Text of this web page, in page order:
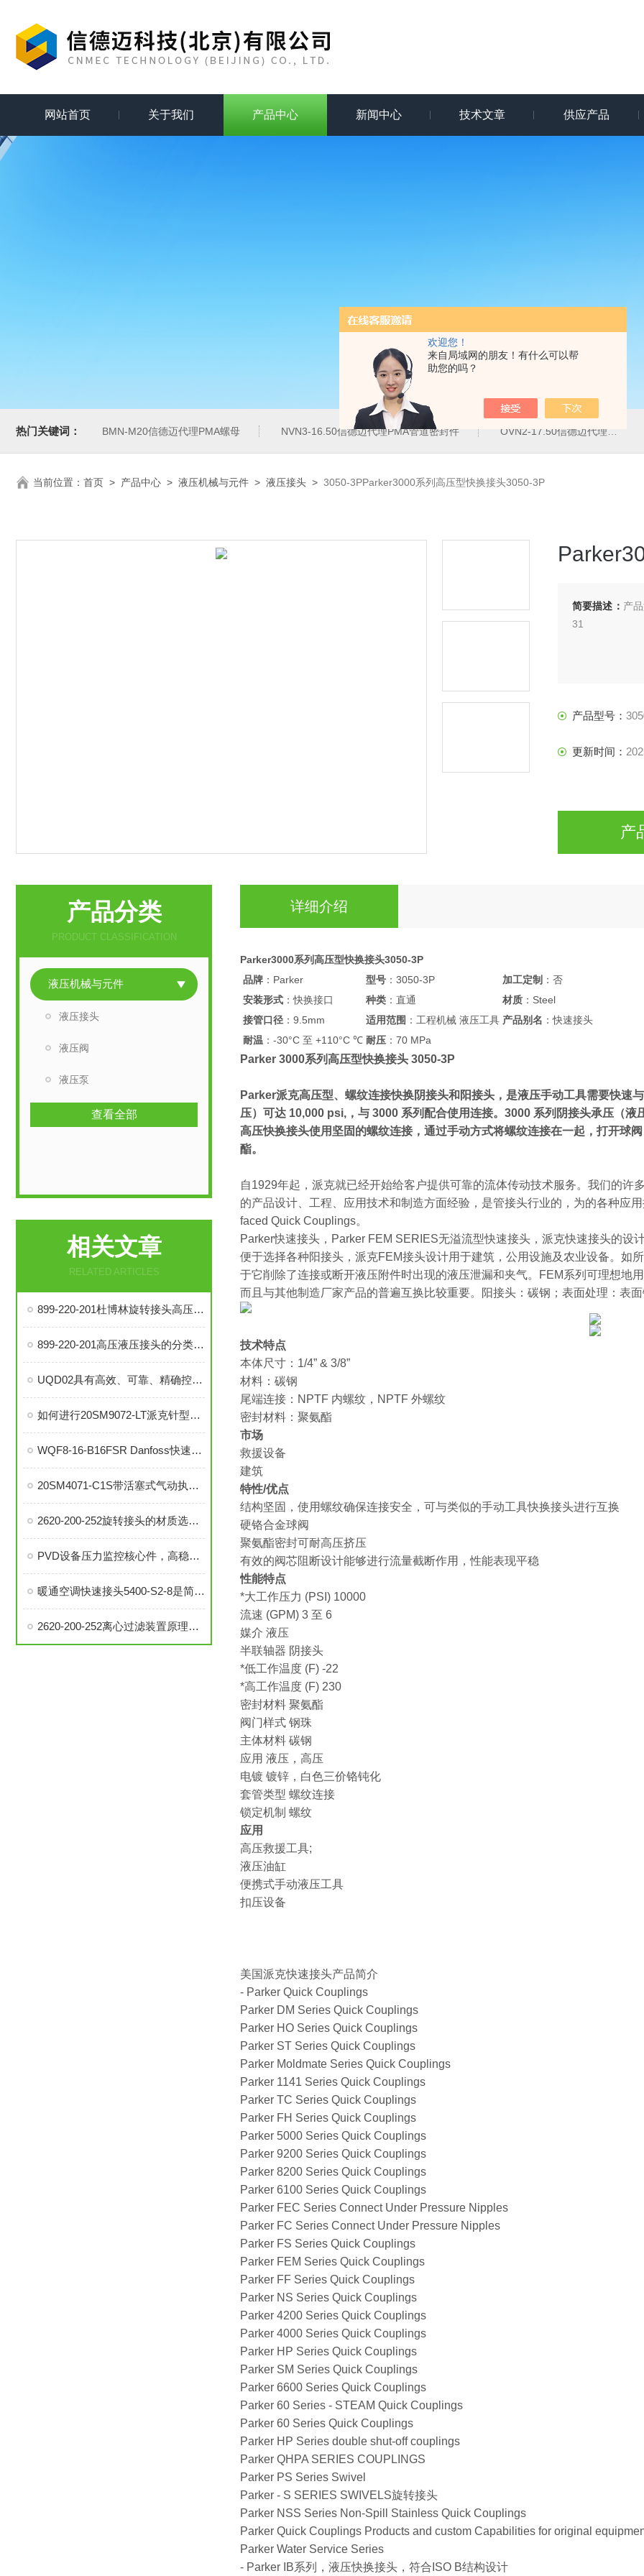
欢迎您！
来自局域网的朋友！有什么可以帮
助您的吗？
网站首页 关于我们 产品中心 新闻中心 技术文章 供应产品
热门关键词： BMN-M20信德迈代理PMA螺母 NVN3-16.50信德迈代理PMA管道密封件 OVN2-17.50信德迈代理PMA导管夹
当前位置： 首页 > 产品中心 > 液压机械与元件 > 液压接头 > 3050-3PParker3000系列高压型快换接头3050-3P
简要描述： 产
31
产品型号：
更新时间：
产
产品分类
PRODUCT CLASSIFICATION
液压机械与元件
液压接头
液压阀
液压泵
查看全部
相关文章
RELATED ARTICLES
899-220-201杜博林旋转接头高压液压接头的安装、调试与维护技巧
899-220-201高压液压接头的分类和注意事项
UQD02具有高效、可靠、精确控制温度等优势
如何进行20SM9072-LT派克针型阀的故障排查与解决措施？
WQF8-16-B16FSR Danfoss快速接头是提升效率的工业连接解决方案
20SM4071-C1S带活塞式气动执行器中压针阀在自动化系统中的角色与功能
2620-200-252旋转接头的材质选择与耐用性分析
PVD设备压力监控核心件，高稳定性压力开关现货秒发
暖通空调快速接头5400-S2-8是简便安装、可靠密封的理想选择
2620-200-252离心过滤装置原理、构造和使用方法说明
详细介绍
Parker3000系列高压型快换接头3050-3P
品牌 ：Parker 型号 ：3050-3P 加工定制 ：否
安装形式 ：快换接口 种类 ：直通 材质 ：Steel
接管口径 ：9.5mm 适用范围 ：工程机械 液压工具 产品别名 ：快速接头
耐温 ：-30°C 至 +110°C ℃ 耐压 ：70 MPa
Parker 3000系列高压型快换接头 3050-3P
Parker派克高压型、螺纹连接快换阴接头和阳接头 ，是液压手动工具需要快速
压）可达 10,000 psi,，与 3000 系列配合使用连接。3000 系列阴接头承压（
高压快换接头使用坚固的螺纹连接，通过手动方式将螺纹连接在一起，打开球
酯。
自1929年起，派克就已经开始给客户提供可靠的流体传动技术服务。我们的
的产品设计、工程、应用技术和制造方面经验，是管接头行业的，为的各种应
faced Quick Couplings。
Parker快速接头，Parker FEM SERIES无溢流型快速接头，派克快速接头的设
便于选择各种阳接头，派克FEM接头设计用于建筑，公用设施及农业设备。如
于它削除了连接或断开液压附件时出现的液压泄漏和夹气。FEM系列可理想地
而且与其他制造厂家产品的普遍互换比较重要。阳接头：碳钢；表面处理：表
技术特点
本体尺寸：1/4” & 3/8”
材料：碳钢
尾端连接：NPTF 内螺纹，NPTF 外螺纹
密封材料：聚氨酯
市场
救援设备
建筑
特性/优点
结构坚固，使用螺纹确保连接安全，可与类似的手动工具快换接头进行互换
硬铬合金球阀
聚氨酯密封可耐高压挤压
有效的阀芯阻断设计能够进行流量截断作用，性能表现平稳
性能特点
*大工作压力 (PSI) 10000
流速 (GPM) 3 至 6
媒介 液压
半联轴器 阴接头
*低工作温度 (F) -22
*高工作温度 (F) 230
密封材料 聚氨酯
阀门样式 钢珠
主体材料 碳钢
应用 液压，高压
电镀 镀锌，白色三价铬钝化
套管类型 螺纹连接
锁定机制 螺纹
应用
高压救援工具;
液压油缸
便携式手动液压工具
扣压设备
美国派克快速接头产品简介
- Parker Quick Couplings
Parker DM Series Quick Couplings
Parker HO Series Quick Couplings
Parker ST Series Quick Couplings
Parker Moldmate Series Quick Couplings
Parker 1141 Series Quick Couplings
Parker TC Series Quick Couplings
Parker FH Series Quick Couplings
Parker 5000 Series Quick Couplings
Parker 9200 Series Quick Couplings
Parker 8200 Series Quick Couplings
Parker 6100 Series Quick Couplings
Parker FEC Series Connect Under Pressure Nipples
Parker FC Series Connect Under Pressure Nipples
Parker FS Series Quick Couplings
Parker FEM Series Quick Couplings
Parker FF Series Quick Couplings
Parker NS Series Quick Couplings
Parker 4200 Series Quick Couplings
Parker 4000 Series Quick Couplings
Parker HP Series Quick Couplings
Parker SM Series Quick Couplings
Parker 6600 Series Quick Couplings
Parker 60 Series - STEAM Quick Couplings
Parker 60 Series Quick Couplings
Parker HP Series double shut-off couplings
Parker QHPA SERIES COUPLINGS
Parker PS Series Swivel
Parker - S SERIES SWIVELS旋转接头
Parker NSS Series Non-Spill Stainless Quick Couplings
Parker Quick Couplings Products and custom Capabilities for original
Parker Water Service Series
- Parker IB系列，液压快换接头，符合ISO B结构设计